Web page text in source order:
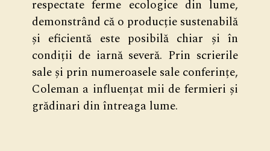
respectate ferme ecologice din lume,
demonstrând că o producție sustenabilă
și eficientă este posibilă chiar și în
condiții de iarnă severă. Prin scrierile
sale și prin numeroasele sale conferințe,
Coleman a influențat mii de fermieri și
grădinari din întreaga lume.